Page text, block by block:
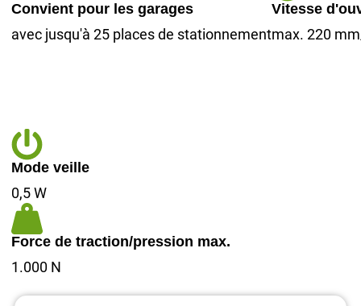
Convient pour les garages
avec jusqu'à 25 places de stationnement
Vitesse
max. 220
Mode veille
0,5 W
Force de traction/pression max.
1.000 N